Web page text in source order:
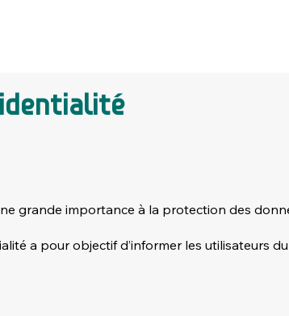
grande importance à la protection des
a pour objectif d’informer les utilisateurs